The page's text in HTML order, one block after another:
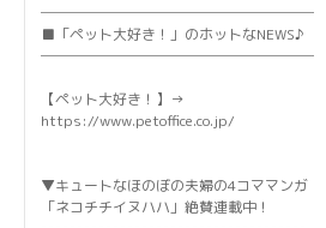
───────────────────
■「ペット大好き！」のホットなNEWS♪
───────────────────
【ペット大好き！】→
https://www.petoffice.co.jp/
▼キュートなほのぼの夫婦の4コママンガ
「ネコチチイヌハハ」絶賛連載中！